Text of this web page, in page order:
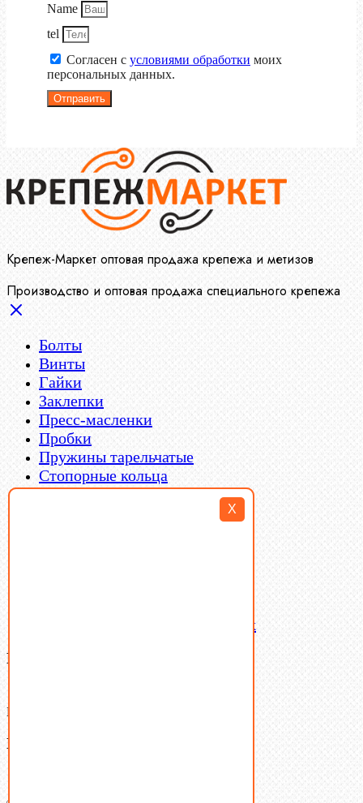
X
Name
tel
Согласен с условиями обработки моих
персональных данных.
Отправить
Крепеж-Маркет оптовая продажа крепежа и метизов
Производство и оптовая продажа специального крепежа
Болты
Винты
Гайки
Заклепки
Пресс-масленки
Пробки
Пружины тарельчатые
Стопорные кольца
Такелаж
Латунный и бронзовый крепеж
Ваша корзина
В корзине нет товаров.
Поиск